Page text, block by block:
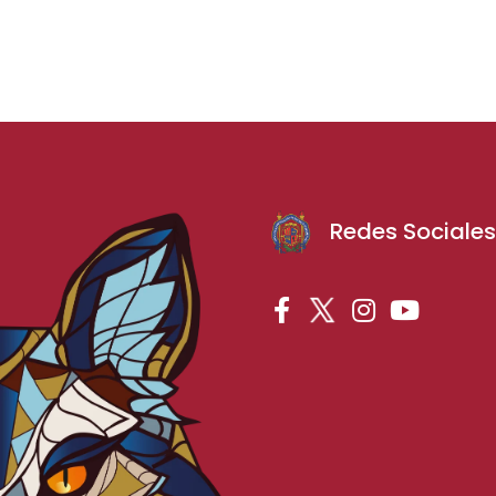
Redes Sociales